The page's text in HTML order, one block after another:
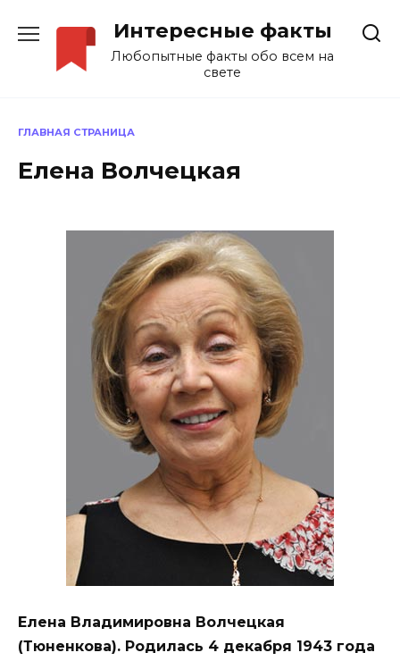
содержанию
Интересные факты
Любопытные факты обо всем на
свете
ГЛАВНАЯ СТРАНИЦА
Елена Волчецкая
Елена Владимировна Волчецкая
(Тюненкова). Родилась 4 декабря 1943 года